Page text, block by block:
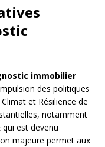
immobilier
des politiques
et Résilience de
notamment
est devenu
majeure permet aux